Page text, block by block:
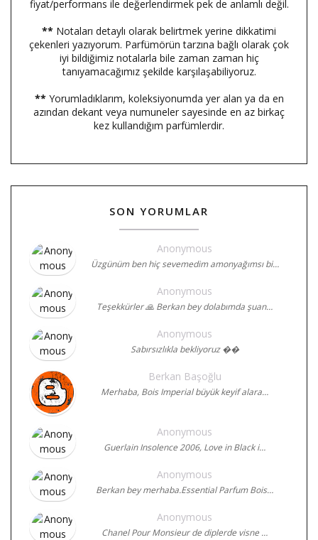
fiyat/performans ile değerlendirmek pek de anlamlı değil.
** Notaları detaylı olarak belirtmek yerine dikkatimi
çekenleri yazıyorum. Parfümörün tarzına bağlı olarak çok
iyi bildiğimiz notalarla bile zaman zaman hiç
tanıyamacağımız şekilde karşılaşabiliyoruz.
** Yorumladıklarım, koleksiyonumda yer alan ya da en
azından dekant veya numuneler sayesinde en az birkaç
kez kullandığım parfümlerdir.
SON YORUMLAR
Anonymous
Üzgünüm ben hiç sevemedim amonyağımsı bi…
Anonymous
Teşekkürler 🙏 Berkan bey dolabımda şuan…
Anonymous
Sabırsızlıkla bekliyoruz ��
Berkan Başoğlu
Merhaba, Bois Imperial büyük keyif alara…
Anonymous
Guerlain Insolence 2006, Love in Black i…
Anonymous
Berkan bey merhaba.Essential Parfum Bois…
Anonymous
Chanel Pour Monsieur de diplerde visne …